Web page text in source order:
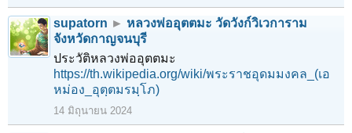
supatorn ► หลวงพ่ออุตตมะ วัดวังก์วิเวการาม
จังหวัดกาญจนบุรี
ประวัติหลวงพ่ออุตตมะ
https://th.wikipedia.org/wiki/พระราชอุดมมงคล_(เอ
หม่อง_อุตฺตมรมฺโภ)
14 มิถุนายน 2024